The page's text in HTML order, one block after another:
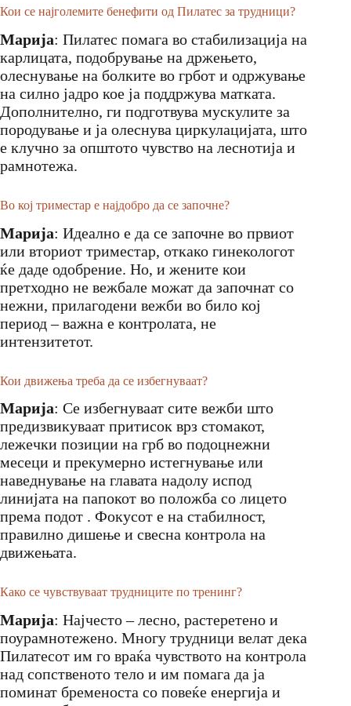
Кои се најголемите бенефити од Пилатес за трудници?
Марија: Пилатес помага во стабилизација на
карлицата, подобрување на држењето,
олеснување на болките во грбот и одржување
на силно јадро кое ја поддржува матката.
Дополнително, ги подготвува мускулите за
породување и ја олеснува циркулацијата, што
е клучно за општото чувство на леснотија и
рамнотежа.
Во кој триместар е најдобро да се започне?
Марија: Идеално е да се започне во првиот
или вториот триместар, откако гинекологот
ќе даде одобрение. Но, и жените кои
претходно не вежбале можат да започнат со
нежни, прилагодени вежби во било кој
период – важна е контролата, не
интензитетот.
Кои движења треба да се избегнуваат?
Марија: Се избегнуваат сите вежби што
предизвикуваат притисок врз стомакот,
лежечки позиции на грб во подоцнежни
месеци и прекумерно истегнување или
наведнување на главата надолу испод
линијата на папокот во положба со лицето
према подот . Фокусот е на стабилност,
правилно дишење и свесна контрола на
движењата.
Како се чувствуваат трудниците по тренинг?
Марија: Најчесто – лесно, растеретено и
поурамнотежено. Многу трудници велат дека
Пилатесот им го враќа чувството на контрола
над сопственото тело и им помага да ја
поминат бременоста со повеќе енергија и